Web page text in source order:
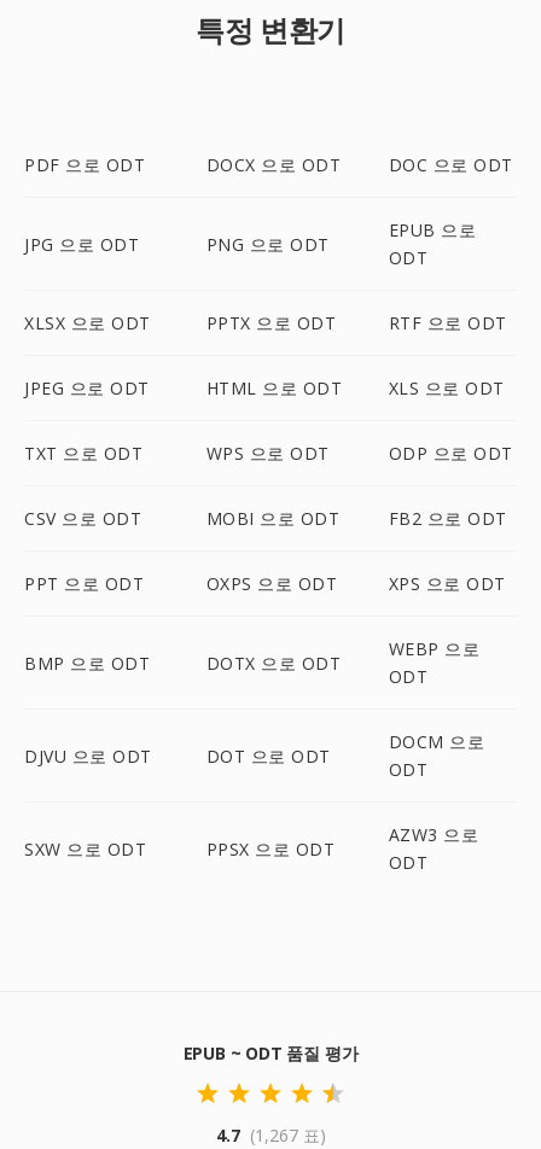
특정 변환기
PDF 으로 ODT DOCX 으로 ODT DOC 으로 ODT
JPG 으로 ODT PNG 으로 ODT
EPUB 으로
ODT
XLSX 으로 ODT PPTX 으로 ODT RTF 으로 ODT
JPEG 으로 ODT HTML 으로 ODT XLS 으로 ODT
TXT 으로 ODT WPS 으로 ODT ODP 으로 ODT
CSV 으로 ODT MOBI 으로 ODT FB2 으로 ODT
PPT 으로 ODT OXPS 으로 ODT XPS 으로 ODT
BMP 으로 ODT DOTX 으로 ODT
WEBP 으로
ODT
DJVU 으로 ODT DOT 으로 ODT
DOCM 으로
ODT
SXW 으로 ODT PPSX 으로 ODT
AZW3 으로
ODT
EPUB ~ ODT 품질 평가
4.7 (1,267 표)